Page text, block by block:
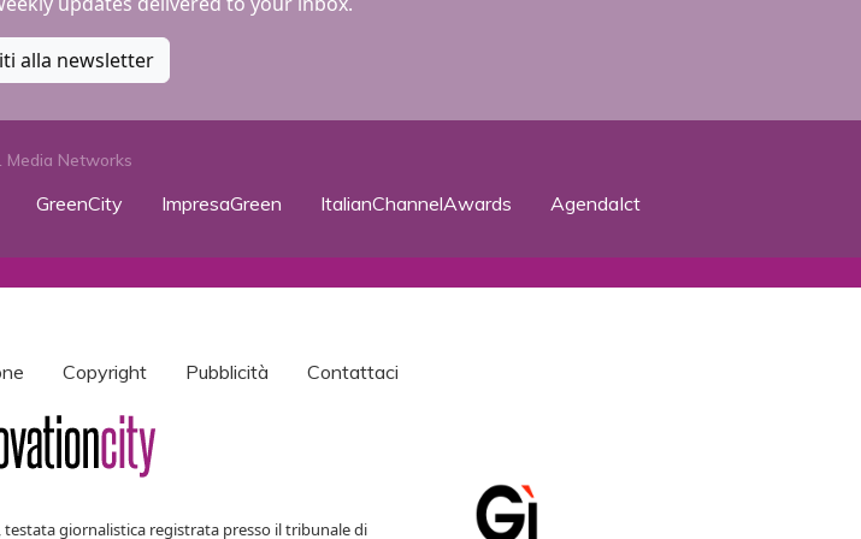
alla newsletter
Media Networks
GreenCity ImpresaGreen ItalianChannelAwards AgendaIct
Copyright Pubblicità Contattaci
giornalistica registrata presso il tribunale di